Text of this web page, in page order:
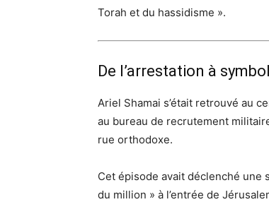
Torah et du hassidisme ».
De l’arrestation à
Ariel Shamai s’était retrouvé au
au bureau de recrutement
rue orthodoxe.
Cet épisode avait déclenché une
du million » à l’entrée de